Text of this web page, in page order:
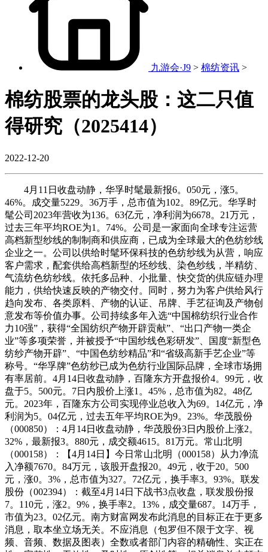
九游会·J9 > 棉纺资讯 >
棉纺股票的龙头股：这二只值
得研究（2025414）
2022-12-20
4月11日收盘动静，华孚时髦最新报6。050元，涨5。
46%。成交量5229。36万手，总市值为102。89亿元。华孚时
髦公司2023年营收为136。63亿元，净利润为6678。21万元，
过去三年平均ROE为1。74%。公司是一家面向全球专注运营
高档新型纱线的制制商和供应商，已成为全球最大的色纺纱线
企业之一。公司以供给时髦环保科技的色纺纱线为从营，响应
客户需求，配套供给高档新型的坯纱线、染色纱线，半精纺、
气流纺色纺纱线。依托多品种、小批量、快交货的供应链办理
能力，供给快速反映的产物交付。同时，努力为客户供给风行
趋向发布、各类原料、产物的认证、吊牌、手艺征询及产物创
意发布等价值办事。公司持续多年入选“中国棉纺织行业合作
力10强”，获得“全国纺织产物开辟贡献”、“出口产物一类企
业”等多项荣誉，并被授予“中国纱线色彩研发”、国度“新型色
纺纱产物开辟”、“中国色纺纱精品”和“省级高新手艺企业”等
称号。“华孚牌”色纺纱已成为色纺行业国际品牌，全球市场拥
有率居前。4月14日收盘动静，百隆东方开盘报价4。99元，收
盘于5。500元。7日内股价上涨1。45%，总市值为82。48亿
元。2023年，百隆东方公司实现停业总收入为69。14亿元，净
利润为5。04亿元，过去五年平均ROE为9。23%。华茂股份
（000850）：4月14日收盘动静，华茂股份3日内股价上涨2。
32%，最新报3。880元，成交额4615。81万元。常山北明
（000158）：【4月14日】今日常山北明（000158）从力净流
入净额7670。84万元，该股开盘报20。49元，收于20。500
元，涨0。3%，总市值为327。72亿元，换手率3。93%。联发
股份（002394）：截至4月14日下战书3点收盘，联发股份报
7。110元，涨2。9%，换手率2。13%，成交量687。14万手，
市值为23。02亿元。南方财富网发布此消息的目标正在于更多
消息，取本坐立场无关。不应消息（包罗但不限于文字、视
频、音频、数据及图表）全数或者部门内容的精确性、实正在